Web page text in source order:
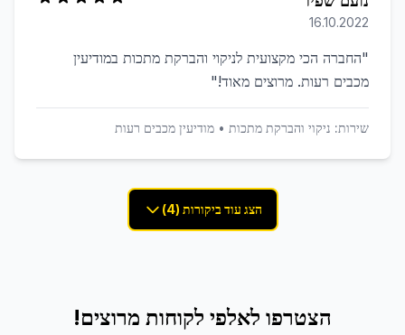
16.10.2022
"החברה הכי מקצועית לניקוי והברקת מתכות במודיעין
מכבים רעות. מרוצים מאוד!"
שירות: ניקוי והברקת מתכות • מודיעין מכבים רעות
הצג עוד ביקורות (4)
הצטרפו לאלפי לקוחות מרוצים!